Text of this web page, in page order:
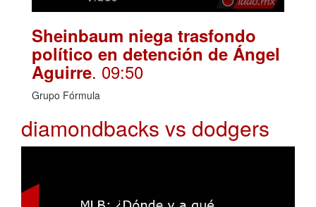
Sheinbaum niega trasfondo
político en detención de Ángel
Aguirre. 09:50
Grupo Fórmula
diamondbacks vs dodgers